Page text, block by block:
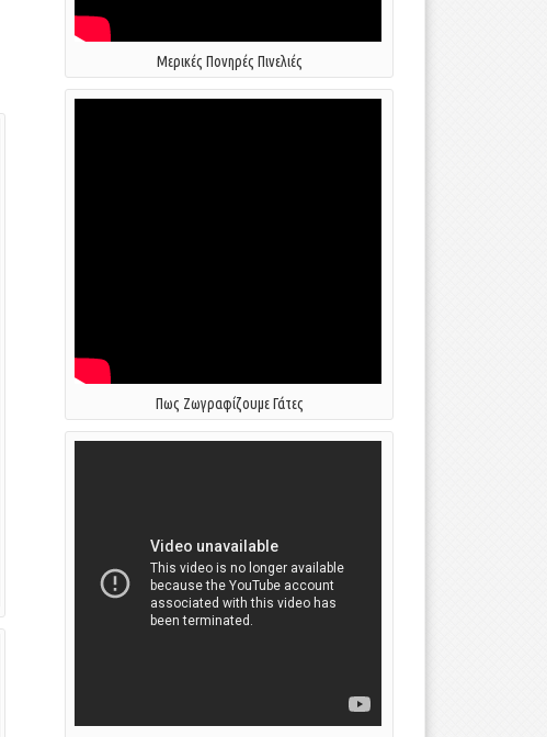
Μερικές Πονηρές Πινελιές
Πως Ζωγραφίζουμε Γάτες